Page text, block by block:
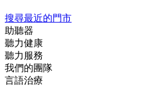
搜尋最近的門市
助聽器
聽力健康
聽力服務
我們的團隊
言語治療